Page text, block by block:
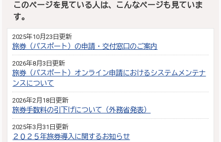
このページを見ている人は、こんなページも見ていま
す。
2025年10月23日更新
旅券（パスポート）の申請・交付窓口のご案内
2026年8月3日更新
旅券（パスポート）オンライン申請におけるシステムメンテナ
ンスについて
2026年2月18日更新
旅券手数料の引下げについて（外務省発表）
2025年3月31日更新
２０２５年旅券導入に関するお知らせ